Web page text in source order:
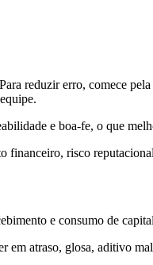
reduzir erro, comece
e boa-fe, o que
financeiro, risco
e consumo de
em atraso, glosa, aditivo